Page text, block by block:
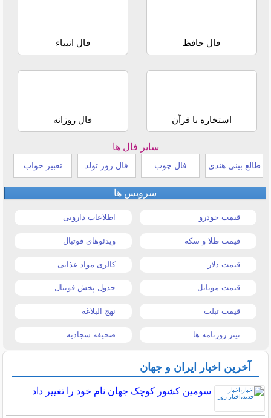
فال حافظ فال انبیاء
استخاره با قرآن فال روزانه
سایر فال ها
طالع بینی هندی فال چوب فال روز تولد تعبیر خواب
سرویس ها
قیمت خودرو اطلاعات دارویی
قیمت طلا و سکه ویدئوهای فوتبال
قیمت دلار کالری مواد غذایی
قیمت موبایل جدول پخش فوتبال
قیمت تبلت نهج البلاغه
تیتر روزنامه ها صحیفه سجادیه
آخرین اخبار ایران و جهان
سومین کشور کوچک جهان نام خود را تغییر داد